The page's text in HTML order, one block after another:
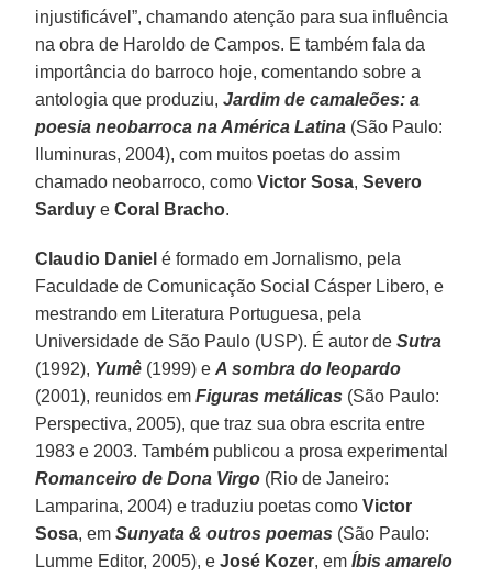
injustificável”, chamando atenção para sua influência
na obra de Haroldo de Campos. E também fala da
importância do barroco hoje, comentando sobre a
antologia que produziu,Jardim de camaleões: a
poesia neobarroca na América Latina (São Paulo:
Iluminuras, 2004), com muitos poetas do assim
chamado neobarroco, comoVictor Sosa,Severo
Sarduy eCoral Bracho.
Claudio Daniel é formado em Jornalismo, pela
Faculdade de Comunicação Social Cásper Libero, e
mestrando em Literatura Portuguesa, pela
Universidade de São Paulo (USP). É autor deSutra
(1992), Yumê (1999) eA sombra do leopardo
(2001), reunidos emFiguras metálicas (São Paulo:
Perspectiva, 2005), que traz sua obra escrita entre
1983 e 2003. Também publicou a prosa experimental
Romanceiro de Dona Virgo (Rio de Janeiro:
Lamparina, 2004) e traduziu poetas comoVictor
Sosa, emSunyata & outros poemas (São Paulo:
Lumme Editor, 2005), eJosé Kozer, emÍbis amarelo